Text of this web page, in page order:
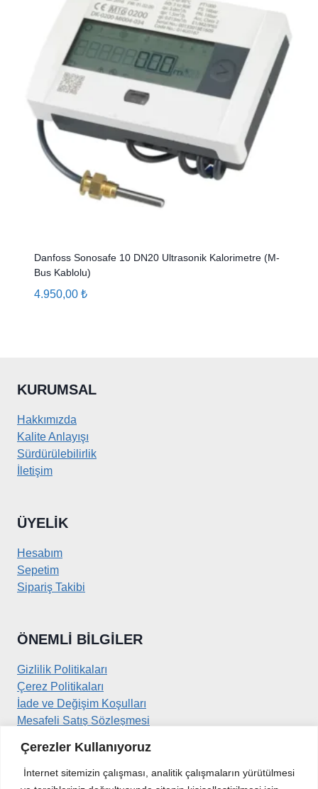
Çerezler Kullanıyoruz
İnternet sitemizin çalışması, analitik çalışmaların yürütülmesi
Danfoss Sonosafe 10 DN20 Ultrasonik Kalorimetre (M-
Bus Kablolu)
4.950,00 ₺
KURUMSAL
Hakkımızda
Kalite Anlayışı
Sürdürülebilirlik
İletişim
ÜYELIK
Hesabım
Sepetim
Sipariş Takibi
ÖNEMLI BILGILER
Gizlilik Politikaları
Çerez Politikaları
İade ve Değişim Koşulları
Mesafeli Satış Sözleşmesi
İLETIŞIM